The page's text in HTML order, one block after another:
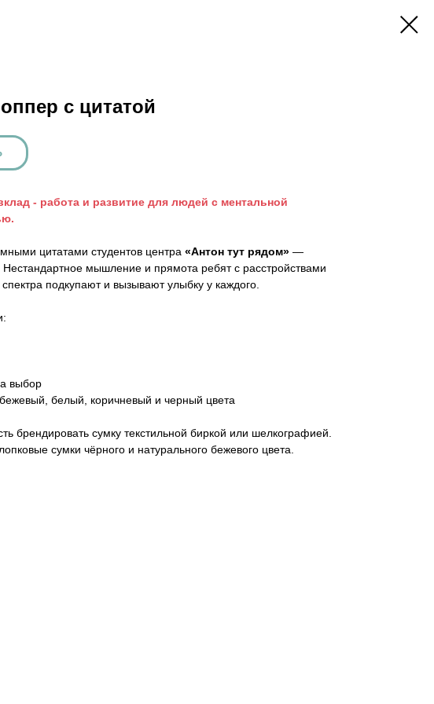
с цитатой
- работа и развитие для людей с ментальной
цитатами студентов центра «Антон тут рядом» —
Нестандартное мышление и прямота ребят с расстройствами
спектра подкупают и вызывают улыбку у каждого.
выбор
белый, коричневый и черный цвета
брендировать сумку текстильной биркой или шелкографией.
сумки чёрного и натурального бежевого цвета.